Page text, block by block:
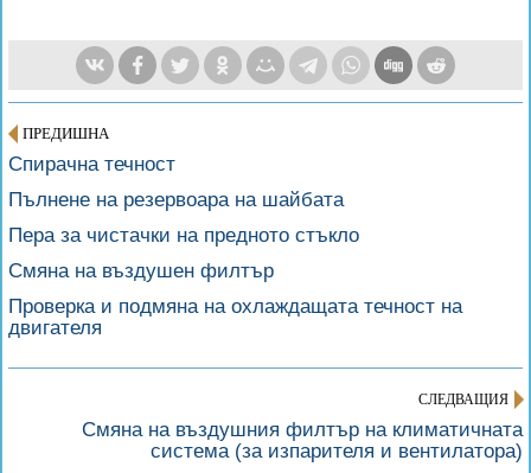
ПРЕДИШНА
Спирачна течност
Пълнене на резервоара на шайбата
Пера за чистачки на предното стъкло
Смяна на въздушен филтър
Проверка и подмяна на охлаждащата течност на
двигателя
СЛЕДВАЩИЯ
Смяна на въздушния филтър на климатичната
система (за изпарителя и вентилатора)